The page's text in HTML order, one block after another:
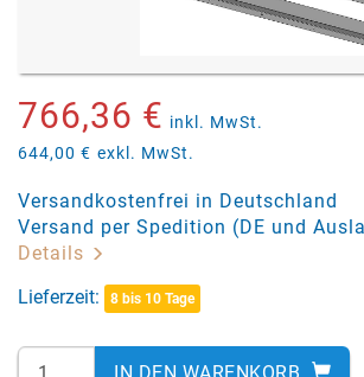
766,36 € inkl. MwSt.
644,00 € exkl. MwSt.
Versandkostenfrei in Deutschland
Versand per Spedition (DE und
Details
Lieferzeit:
8 bis 10 Tage
IN DEN WARENKORB